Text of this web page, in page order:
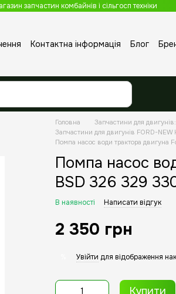
запчастин комбайнів і сільгосп техніки
Контактна інформація Блог
Головна
Запчастини для
Запчастини для двигунів FORD-NEW
Помпа насос води трактора
Помпа насос
BSD 326 329
В наявності Написати відгук
2 350 грн
Увійти для відображення
Купити